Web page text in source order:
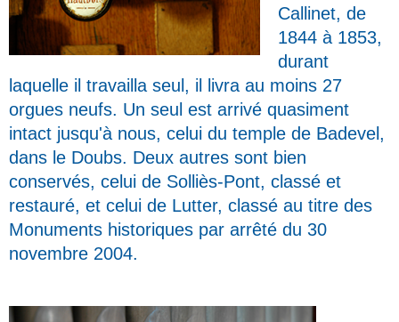
Callinet, de
1844 à 1853,
durant
laquelle il travailla seul, il livra au moins 27
orgues neufs. Un seul est arrivé quasiment
intact jusqu'à nous, celui du temple de Badevel,
dans le Doubs. Deux autres sont bien
conservés, celui de Solliès-Pont, classé et
restauré, et celui de Lutter, classé au titre des
Monuments historiques par arrêté du 30
novembre 2004.